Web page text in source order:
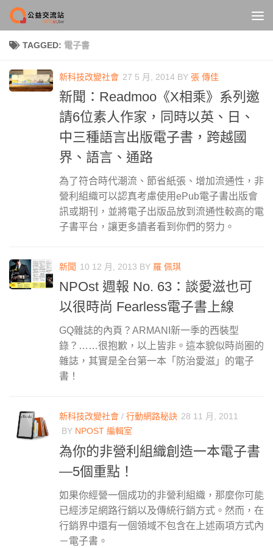
Skip to content
TAGGED: 電子書
新科技改變社會 27 5 月, 2014 BY 張 傳佳
新聞：Readmoo《X相乘》系列邀
請6位素人作家，同時以英、日、
中三種語言出版電子書，跨越國
界、語言、通路
為了符合時代潮流、節省紙張、增加流通性，非
營利組織可以認真考慮使用ePub電子書出版會
訊或期刊，並將電子出版品放到流通性較高的電
子書平台，讓更多讀者看到你們的努力。
新聞 10 12 月, 2013 BY 羅 佩琪
NPOst 週報 No. 63：談愛滋也可
以很時尚 Fearless電子書上線
GQ雜誌的內頁？ARMANI新一季的西裝型
錄？……很抱歉，以上皆非。這本貌似時尚圈的
雜誌，其實是全台第一本「防治愛滋」的電子
書！
新科技改變社會 / 行動網路秘訣 28 11 月, 2011
BY NPOST 編輯室
為你的非營利組織創造一本電子書
—5個重點！
如果你經營一個成功的非營利組織，那麼你可能
已經涉足網路行銷以及傳統行銷方式。然而，在
行銷界中還有一個領域不包含在上述兩項方式內
－電子書。